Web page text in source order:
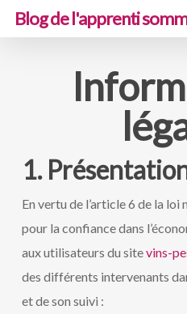
SkipBlog de l'apprenti
1.
En vertu de l’article 6 de la
pour la confiance dans
aux utilisateurs du sitevins-
des différents intervenants
et de son suivi :